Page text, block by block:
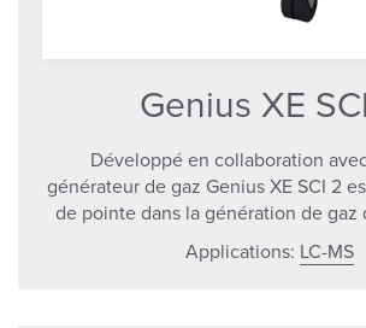
Genius XE
Développé en collaboration
générateur de gaz Genius XE SCI 2
de pointe dans la génération de gaz
Applications: LC-MS